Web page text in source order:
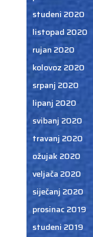
studeni 2020
listopad 2020
rujan 2020
kolovoz 2020
srpanj 2020
lipanj 2020
svibanj 2020
travanj 2020
ožujak 2020
veljača 2020
siječanj 2020
prosinac 2019
studeni 2019